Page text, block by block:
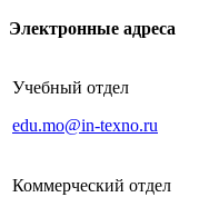
Электронные адреса
Учебный отдел
edu.mo@in-texno.ru
Коммерческий отдел